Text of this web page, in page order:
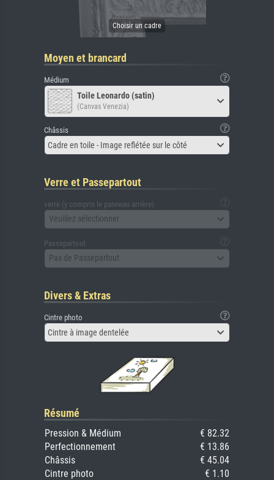
Moyen et brancard
Médium
Toile Leonardo (satin)
(Canvas Venezia)
Châssis
Cadre en toile - Image reflétée sur le côté
Verre et Passepartout
verre (y compris le panneau arrière)
Veuillez sélectionner
Passepartout
Pas de Passepartout
Divers & Extras
Cintre photo
Cintre à image dentelée
Résumé
Pression & Médium
€ 82.32
Perfectionnement
€ 13.86
Châssis
€ 45.04
Cintre photo
€ 1.10